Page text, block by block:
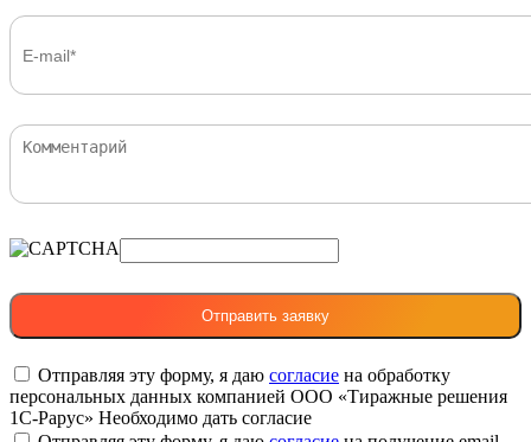
Отправляя эту форму, я даю согласие на обработку
персональных данных компанией ООО «Тиражные решения
1С-Рарус» Необходимо дать согласие